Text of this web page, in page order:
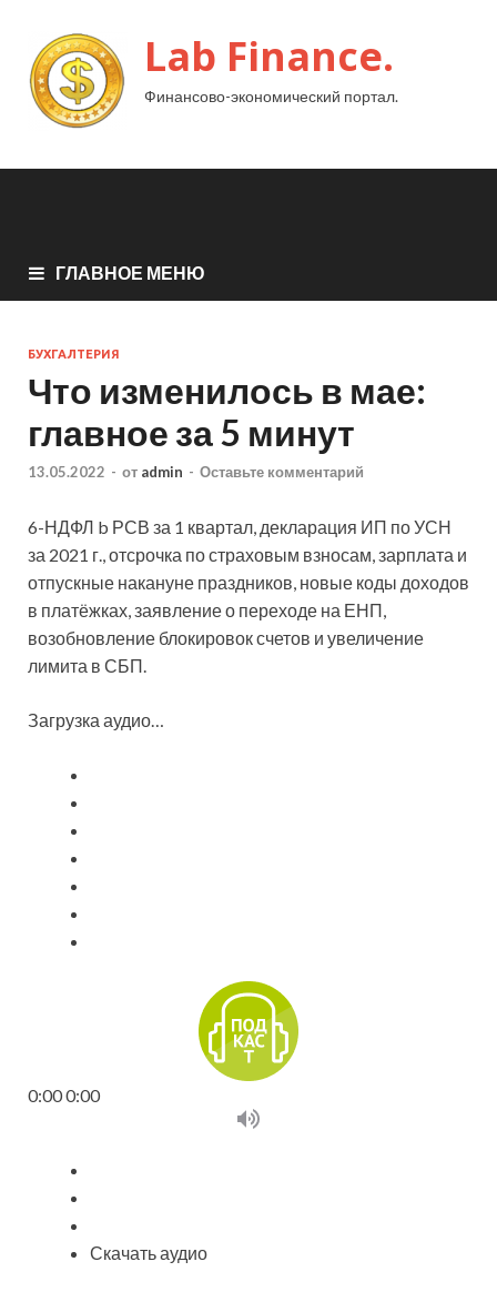
Lab Finance.
Финансово-экономический портал.
ГЛАВНОЕ МЕНЮ
БУХГАЛТЕРИЯ
Что изменилось в мае:
главное за 5 минут
13.05.2022 - от admin - Оставьте комментарий
6-НДФЛ b РСВ за 1 квартал, декларация ИП по УСН
за 2021 г., отсрочка по страховым взносам, зарплата и
отпускные накануне праздников, новые коды доходов
в платёжках, заявление о переходе на ЕНП,
возобновление блокировок счетов и увеличение
лимита в СБП.
Загрузка аудио…
0:00 0:00
Скачать аудио